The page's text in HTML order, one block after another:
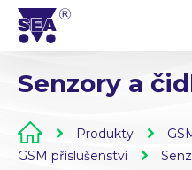
PRODUKTY
GSM produkty
SLUŽBY
Senzory a
Produkty
GSM příslušenství